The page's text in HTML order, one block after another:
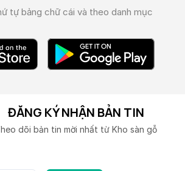
tự bảng chữ cái và theo danh mục
ĐĂNG KÝ NHẬN BẢN TIN
dõi bản tin mời nhất từ Kho sàn gỗ